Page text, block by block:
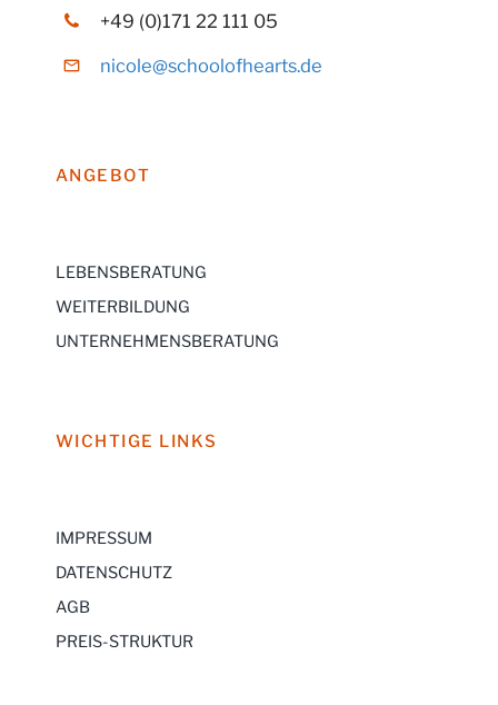
+49 (0)171 22 111 05
nicole@schoolofhearts.de
ANGEBOT
LEBENSBERATUNG
WEITERBILDUNG
UNTERNEHMENSBERATUNG
WICHTIGE LINKS
IMPRESSUM
DATENSCHUTZ
AGB
PREIS-STRUKTUR